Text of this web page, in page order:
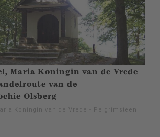
Maria Koningin van de Vrede -
van de
Olsberg
Koningin van de Vrede - Pelgrimsteen